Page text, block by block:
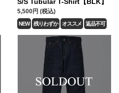
5,500円 (税込)
NEW 残りわずか オススメ 返品不可